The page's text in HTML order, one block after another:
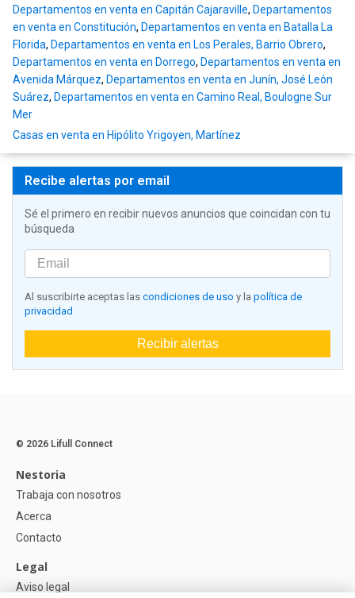
Departamentos en venta en Capitán Cajaraville, Departamentos
en venta en Constitución, Departamentos en venta en Batalla La
Florida, Departamentos en venta en Los Perales, Barrio Obrero,
Departamentos en venta en Dorrego, Departamentos en venta en
Avenida Márquez, Departamentos en venta en Junín, José León
Suárez, Departamentos en venta en Camino Real, Boulogne Sur
Mer
Casas en venta en Hipólito Yrigoyen, Martínez
Recibe alertas por email
Sé el primero en recibir nuevos anuncios que coincidan con tu
búsqueda
Al suscribirte aceptas las condiciones de uso y la política de
privacidad
Recibir alertas
© 2026 Lifull Connect
Nestoria
Trabaja con nosotros
Acerca
Contacto
Legal
Aviso legal